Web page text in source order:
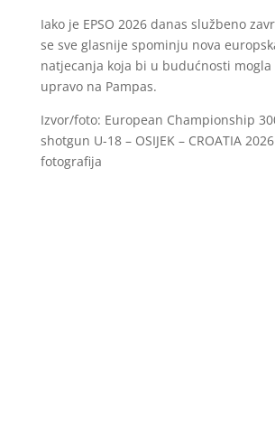
Iako je EPSO 2026 danas službeno
se sve glasnije spominju nova
natjecanja koja bi u budućnosti
upravo na Pampas.
Izvor/foto: European Championship
shotgun U-18 – OSIJEK – CROATIA
fotografija